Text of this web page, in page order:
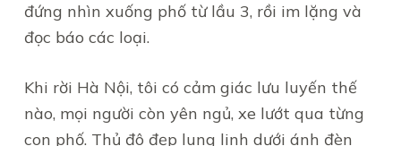
đứng nhìn xuống phố từ lầu 3, rồi im lặng và
đọc báo các loại.
Khi rời Hà Nội, tôi có cảm giác lưu luyến thế
nào, mọi người còn yên ngủ, xe lướt qua từng
con phố. Thủ đô đẹp lung linh dưới ánh đèn